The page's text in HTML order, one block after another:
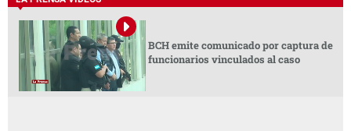
BCH emite comunicado por captura de
funcionarios vinculados al caso